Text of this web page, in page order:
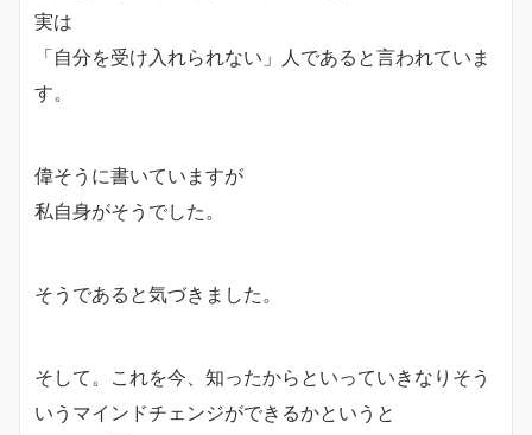
実は
「自分を受け入れられない」人であると言われていま
す。
偉そうに書いていますが
私自身がそうでした。
そうであると気づきました。
そして。これを今、知ったからといっていきなりそう
いうマインドチェンジができるかというと